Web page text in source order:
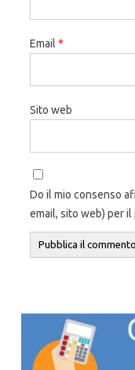
Email *
Sito web
Do il mio consenso
email, sito web) per